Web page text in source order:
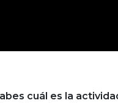
cuál es la